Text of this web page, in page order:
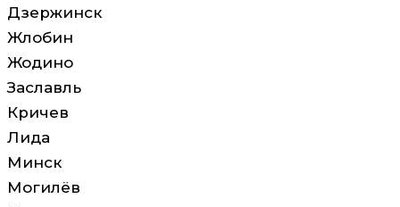
Дзержинск
Жлобин
Жодино
Заславль
Кричев
Лида
Минск
Могилёв